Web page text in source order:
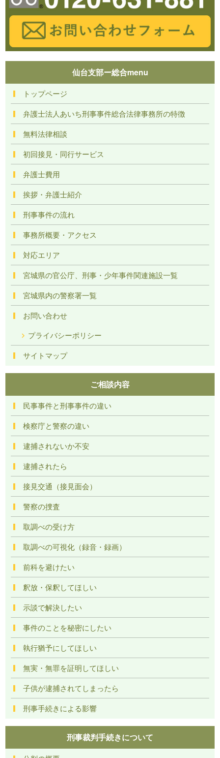
仙台支部ー総合menu
トップページ
弁護士法人あいち刑事事件総合法律事務所の特徴
無料法律相談
初回接見・同行サービス
弁護士費用
挨拶・弁護士紹介
刑事事件の流れ
事務所概要・アクセス
対応エリア
宮城県の官公庁、刑事・少年事件関連施設一覧
宮城県内の警察署一覧
お問い合わせ
プライバシーポリシー
サイトマップ
ご相談内容
民事事件と刑事事件の違い
検察庁と警察の違い
逮捕されないか不安
逮捕されたら
接見交通（接見面会）
警察の捜査
取調べの受け方
取調べの可視化（録音・録画）
前科を避けたい
釈放・保釈してほしい
示談で解決したい
事件のことを秘密にしたい
執行猶予にしてほしい
無実・無罪を証明してほしい
子供が逮捕されてしまったら
刑事手続きによる影響
刑事裁判手続きについて